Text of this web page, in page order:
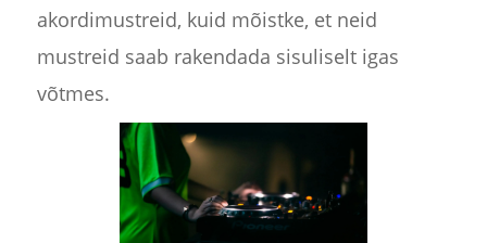
akordimustreid, kuid mõistke, et neid
mustreid saab rakendada sisuliselt igas
võtmes.